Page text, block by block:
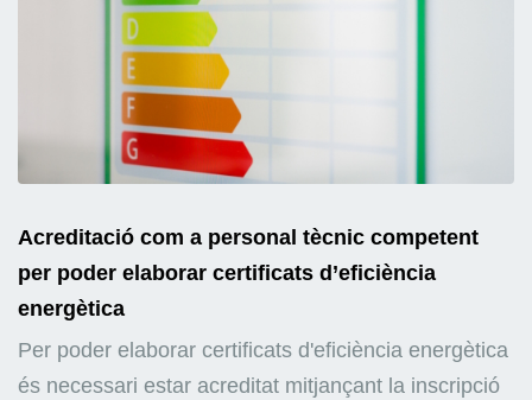
Acreditació com a personal tècnic competent
per poder elaborar certificats d’eficiència
energètica
Per poder elaborar certificats d'eficiència energètica
és necessari estar acreditat mitjançant la inscripció